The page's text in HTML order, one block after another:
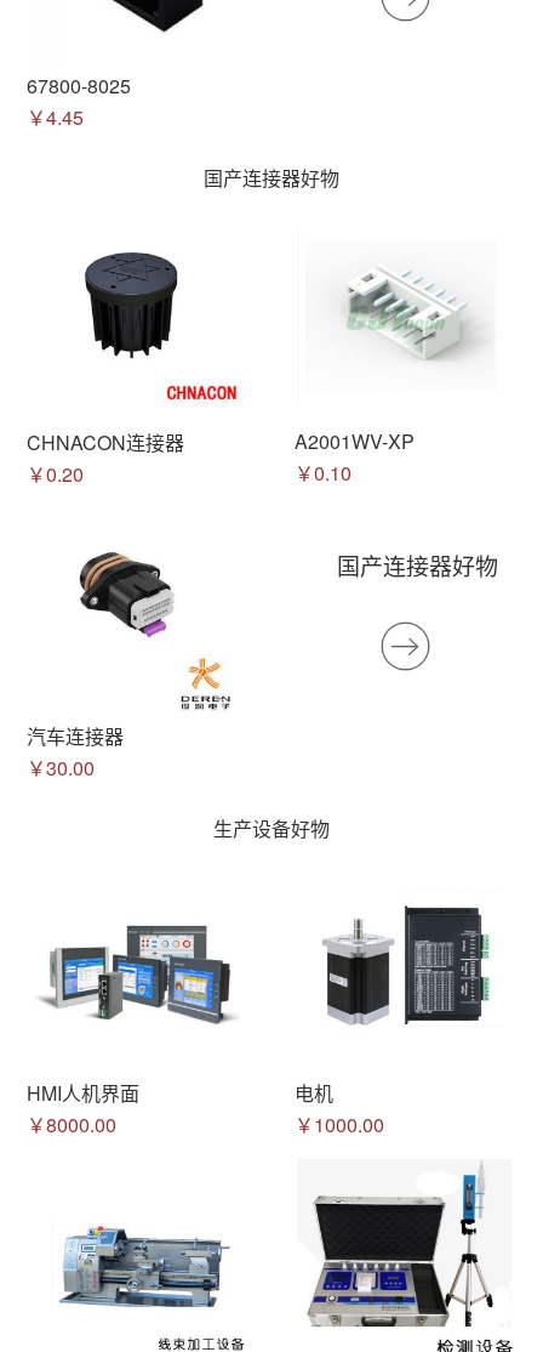
67800-8025
￥4.45
国产连接器好物
CHNACON连接器
￥0.20
A2001WV-XP
￥0.10
汽车连接器
￥30.00
国产连接器好物
生产设备好物
HMI人机界面
￥8000.00
电机
￥1000.00